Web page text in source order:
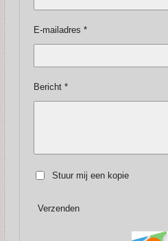
E-mailadres *
Bericht *
Stuur mij een kopie
Verzenden